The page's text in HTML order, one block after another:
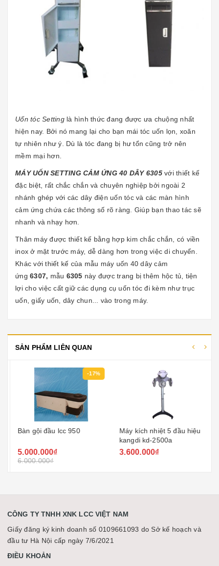
Uốn tóc Setting là hình thức đang được ưa chuộng nhất
hiện nay. Bởi nó mang lại cho bạn mái tóc uốn lọn, xoăn
tự nhiên như ý. Dù là tóc đang bị hư tổn cũng trở nên
mềm mại hơn.
MÁY UỐN SETTING CẢM ỨNG 40 DÂY 6305với thiết kế
đặc biệt, rất chắc chắn và chuyên nghiệp bởi ngoài 2
nhánh ghép với các dây điện uốn tóc và các màn hình
cảm ứng chứa các thông số rõ ràng. Giúp bạn thao tác sẽ
nhanh và nhạy hơn.
Thân máy được thiết kế bằng hợp kim chắc chắn, có viền
inox ở mặt trước máy, dễ dàng hơn trong việc di chuyển.
Khác với thiết kế của mẫu máy uốn 40 dây cảm
ứng 6307, mẫu 6305 này được trang bị thêm hộc tủ, tiện
lợi cho việc cất giữ các dụng cụ uốn tóc đi kèm như trục
uốn, giấy uốn, dây chun... vào trong máy.
SẢN PHẨM LIÊN QUAN
-17%
Bàn gội đầu lcc 950
5.000.000₫
6.000.000₫
Máy kích nhiệt 5 đầu hiệu
kangdi kd-2500a
3.600.000₫
CÔNG TY TNHH XNK LCC VIỆT NAM
Giấy đăng ký kinh doanh số 0109661093 do Sở kế hoạch và
đầu tư Hà Nội cấp ngày 7/6/2021
ĐIỀU KHOẢN